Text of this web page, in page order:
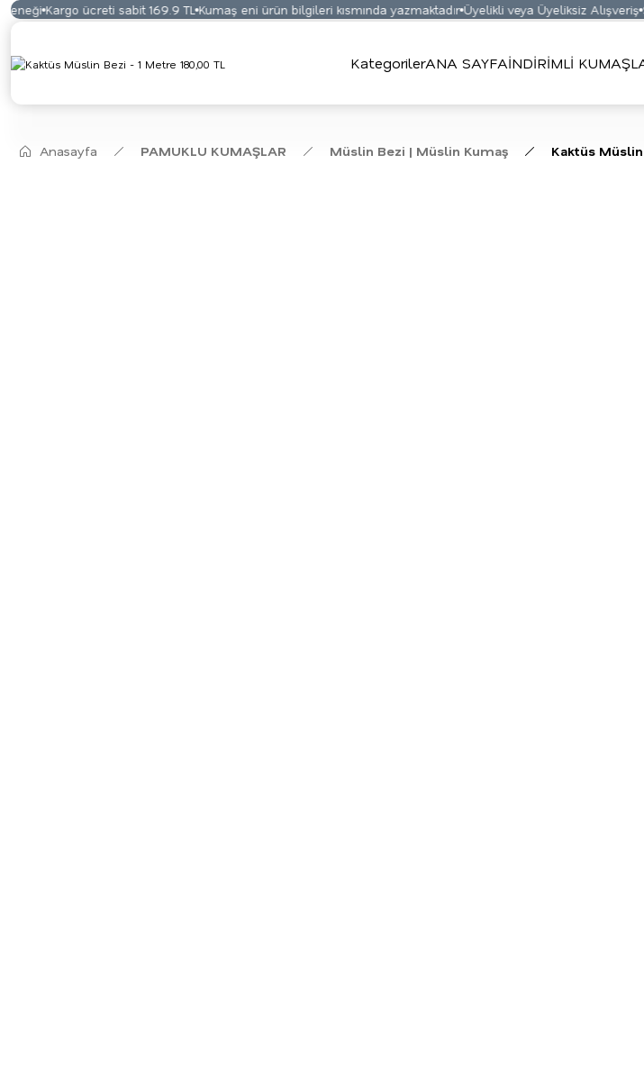
Kargo ücreti sabit 169.9 TL Kumaş eni ürün bilgileri kısmında yazmaktadır Üyelikli veya Üyeliksiz Alışveriş
KategorilerANA SAYFAİNDİRİMLİ
Anasayfa PAMUKLU KUMAŞLAR Müslin Bezi | Müslin Kumaş Kaktüs